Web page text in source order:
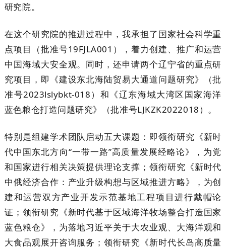
研究院。
在这个研究院的推进过程中，我承担了国家社会科学重
点项目（批准号19FJLA001），着力创建、推广和运营
中国海域大安全观。同时，还申请两个辽宁省的重点研
究项目，即《建设东北海陆贸易大通道问题研究》（批
准号2023lslybkt-018）和《辽东海域大湾区国家海洋
蓝色粮仓打造问题研究》（批准号LJKZK2022018）。
特别是组建学术团队启动五大课题：即领衔研究《新时
代中国东北方向“一带一路”高质量发展经略论》，为党
和国家进行相关决策提供理论支撑；领衔研究《新时代
中俄经济合作：产业升级构想与区域推进方略》，为创
建和运营双方产业开发示范基地工程项目进行戴帽论
证；领衔研究《新时代基于区域海洋牧场整合打造国家
蓝色粮仓》，为落地习近平关于大农业观、大海洋观和
大食品观展开咨询服务；领衔研究《新时代长岛高质量